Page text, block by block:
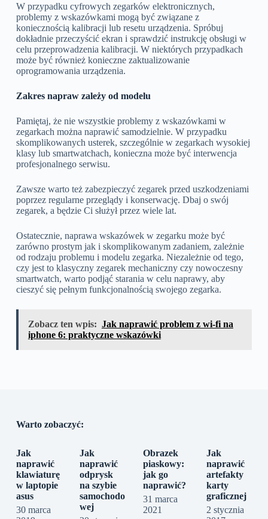
W przypadku cyfrowych zegarków elektronicznych,
problemy z wskazówkami mogą być związane z
koniecznością kalibracji lub resetu urządzenia. Spróbuj
dokładnie przeczyścić ekran i sprawdzić instrukcję obsługi w
celu przeprowadzenia kalibracji. W niektórych przypadkach
może być również konieczne zaktualizowanie
oprogramowania urządzenia.
Zakres napraw zależy od modelu
Pamiętaj, że nie wszystkie problemy z wskazówkami w
zegarkach można naprawić samodzielnie. W przypadku
skomplikowanych usterek, szczególnie w zegarkach wysokiej
klasy lub smartwatchach, konieczna może być interwencja
profesjonalnego serwisu.
Zawsze warto też zabezpieczyć zegarek przed uszkodzeniami
poprzez regularne przeglądy i konserwację. Dbaj o swój
zegarek, a będzie Ci służył przez wiele lat.
Ostatecznie, naprawa wskazówek w zegarku może być
zarówno prostym jak i skomplikowanym zadaniem, zależnie
od rodzaju problemu i modelu zegarka. Niezależnie od tego,
czy jest to klasyczny zegarek mechaniczny czy nowoczesny
smartwatch, warto podjąć starania w celu naprawy, aby
cieszyć się pełnym funkcjonalnością swojego zegarka.
Zobacz ten wpis: Jak naprawić problem z wi-fi na
iphone 6: praktyczne wskazówki
Warto zobaczyć:
Jak
naprawić
klawiaturę
w laptopie
asus
30 marca
Jak
naprawić
odprysk
na szybie
samochodo
wej
Obrazek
piaskowy:
jak go
naprawić?
31 marca
2021
Jak
naprawić
artefakty
karty
graficznej
2 stycznia